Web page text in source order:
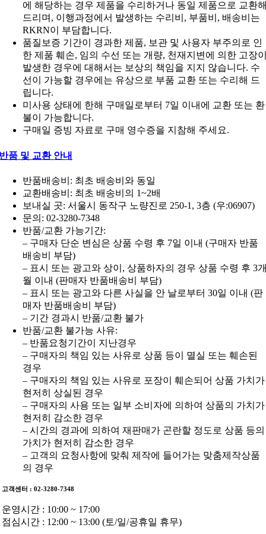
에 해당하는 경우 제품을 수리하거나 동일 제품으로 교환
드리며, 이행과정에서 발생하는 수리비, 부품비, 배송비는
RKRN이 부담합니다.
품질보증 기간이 경과한 제품, 보관 및 사용자 부주의로 인
한 제품 훼손, 임의 수선 또는 개량, 천재지변에 의한 고장
발생한 경우에 대해서는 보상의 책임을 지지 않습니다. 수
선이 가능할 경우에는 유상으로 부품 교환 또는 수리해 드
립니다.
미사용 상태에 한해 구매일로부터 7일 이내에 교환 또는 환
불이 가능합니다.
구매일 증빙 자료로 구매 영수증을 지참해 주세요.
품 및 교환 안내
반품배송비: 최초 배송비와 동일
교환배송비: 최초 배송비의 1~2배
보내실 곳: 서울시 동작구 노량진로 250-1, 3층 (우:06907)
문의: 02-3280-7348
반품/교환 가능기간:
– 구매자 단순 변심은 상품 수령 후 7일 이내 (구매자 반품
배송비 부담)
– 표시 또는 광고와 상이, 상품하자의 경우 상품 수령 후 3
월 이내 (판매자 반품배송비 부담)
– 표시 또는 광고와 다른 사실을 안 날로부터 30일 이내 (판
매자 반품배송비 부담)
– 기간 경과시 반품/교환 불가
반품/교환 불가능 사유:
– 반품요청기간이 지난경우
– 구매자의 책임 있는 사유로 상품 등이 멸실 또는 훼손된
경우
– 구매자의 책임 있는 사유로 포장이 훼손되어 상품 가치가
현저히 상실된 경우
– 구매자의 사용 또는 일부 소비자에 의하여 상품의 가치가
현저히 감소한 경우
– 시간의 경과에 의하여 재판매가 곤란할 정도로 상품 등의
가치가 현저히 감소한 경우
– 고객의 요청사항에 맞춰 제작에 들어가는 맞춤제작상품
의 경우
고객센터 : 02-3280-7348
운영시간 : 10:00 ~ 17:00
점심시간 : 12:00 ~ 13:00 (토/일/공휴일 휴무)